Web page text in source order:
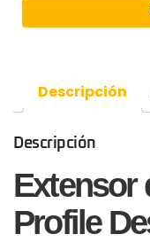
Descripción
Descripción
Extensor
Profile